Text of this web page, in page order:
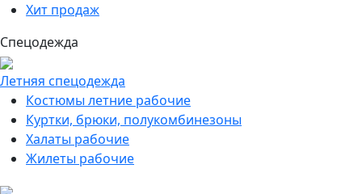
Хит продаж
Спецодежда
Летняя спецодежда
Костюмы летние рабочие
Куртки, брюки, полукомбинезоны
Халаты рабочие
Жилеты рабочие